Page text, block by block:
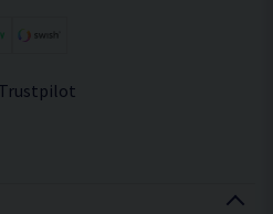
Trustpilot